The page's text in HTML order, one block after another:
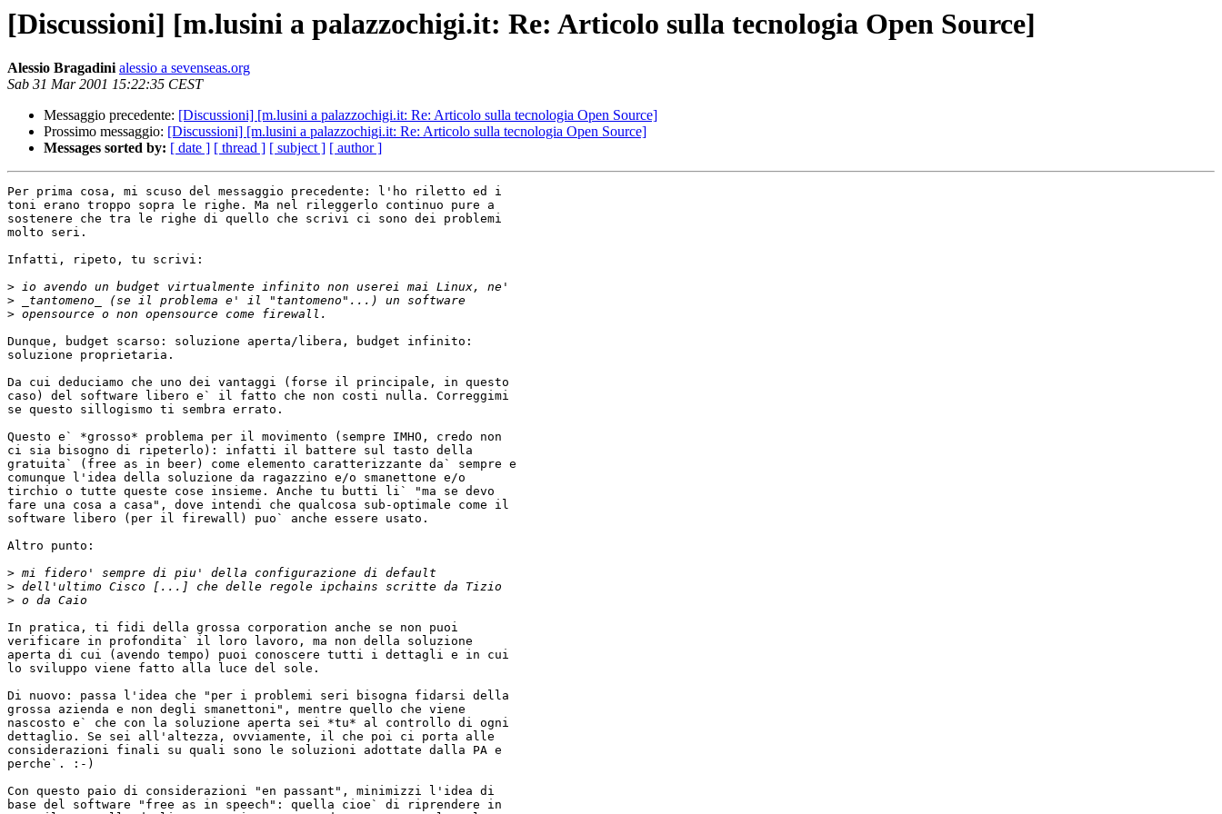
[Discussioni] [m.lusini a palazzochigi.it: Re: Articolo sulla tecnologia Open Source]
Alessio Bragadini alessio a sevenseas.org
Sab 31 Mar 2001 15:22:35 CEST
Messaggio precedente: [Discussioni] [m.lusini a palazzochigi.it: Re: Articolo sulla tecnologia Open Source]
Prossimo messaggio: [Discussioni] [m.lusini a palazzochigi.it: Re: Articolo sulla tecnologia Open Source]
Messages sorted by: [ date ] [ thread ] [ subject ] [ author ]
Per prima cosa, mi scuso del messaggio precedente: l'ho riletto ed i
toni erano troppo sopra le righe. Ma nel rileggerlo continuo pure a
sostenere che tra le righe di quello che scrivi ci sono dei problemi
molto seri.
Infatti, ripeto, tu scrivi:
>
>
>
Dunque, budget scarso: soluzione aperta/libera, budget infinito:
soluzione proprietaria.
Da cui deduciamo che uno dei vantaggi (forse il principale, in questo
caso) del software libero e` il fatto che non costi nulla. Correggimi
se questo sillogismo ti sembra errato.
Questo e` *grosso* problema per il movimento (sempre IMHO, credo non
ci sia bisogno di ripeterlo): infatti il battere sul tasto della
gratuita` (free as in beer) come elemento caratterizzante da` sempre e
comunque l'idea della soluzione da ragazzino e/o smanettone e/o
tirchio o tutte queste cose insieme. Anche tu butti li` "ma se devo
fare una cosa a casa", dove intendi che qualcosa sub-optimale come il
software libero (per il firewall) puo` anche essere usato.
Altro punto:
>
>
>
In pratica, ti fidi della grossa corporation anche se non puoi
verificare in profondita` il loro lavoro, ma non della soluzione
aperta di cui (avendo tempo) puoi conoscere tutti i dettagli e in cui
lo sviluppo viene fatto alla luce del sole.
Di nuovo: passa l'idea che "per i problemi seri bisogna fidarsi della
grossa azienda e non degli smanettoni", mentre quello che viene
nascosto e` che con la soluzione aperta sei *tu* al controllo di ogni
dettaglio. Se sei all'altezza, ovviamente, il che poi ci porta alle
considerazioni finali su quali sono le soluzioni adottate dalla PA e
perche`. :-)
Con questo paio di considerazioni "en passant", minimizzi l'idea di
base del software "free as in speech": quella cioe` di riprendere in